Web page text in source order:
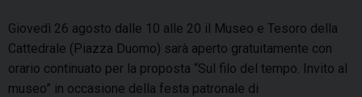
Giovedì 26 agosto dalle 10 alle 20 il Museo e Tesoro della
Cattedrale (Piazza Duomo) sarà aperto gratuitamente con
orario continuato per la proposta “Sul filo del tempo. Invito al
museo” in occasione della festa patronale di